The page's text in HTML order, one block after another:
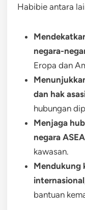
Habibie antara
negara-
Eropa dan
dan hak
hubungan
Menjaga
negara
kawasan.
Mendukung
internasional
bantuan